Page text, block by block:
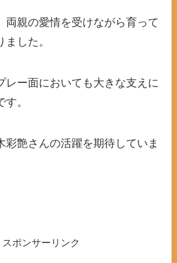
両親の愛情を受けながら育って
した。
レー面においても大きな支えに
。
彩艶さんの活躍を期待していま
スポンサーリンク